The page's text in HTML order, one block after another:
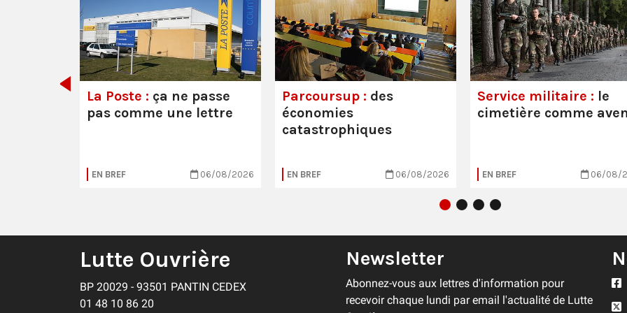
La Poste : ça ne passe
pas comme une lettre
EN BREF 06/08/2026
Parcoursup : des
économies
catastrophiques
EN BREF 06/08/2026
Service militaire : le
cimetière comme
EN BREF 06/08/
Lutte Ouvrière
BP 20029 - 93501 PANTIN CEDEX
01 48 10 86 20
Newsletter
Abonnez-vous aux lettres d'information pour
recevoir chaque lundi par email l'actualité de Lutte